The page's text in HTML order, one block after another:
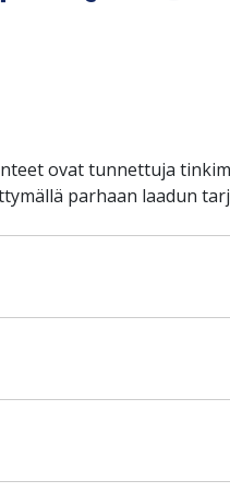
ovat tunnettuja
parhaan laadun